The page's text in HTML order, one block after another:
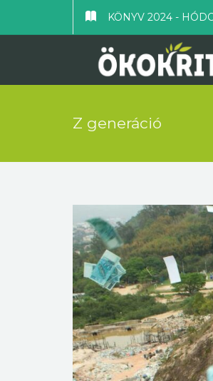
KÖNYV 2024 -
Z generáció